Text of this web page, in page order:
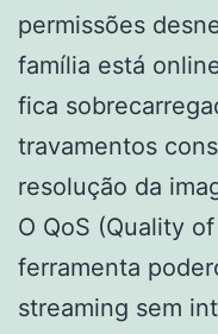
permissões
família está
fica
travamentos
resolução da
O QoS (Quality
ferramenta
streaming sem